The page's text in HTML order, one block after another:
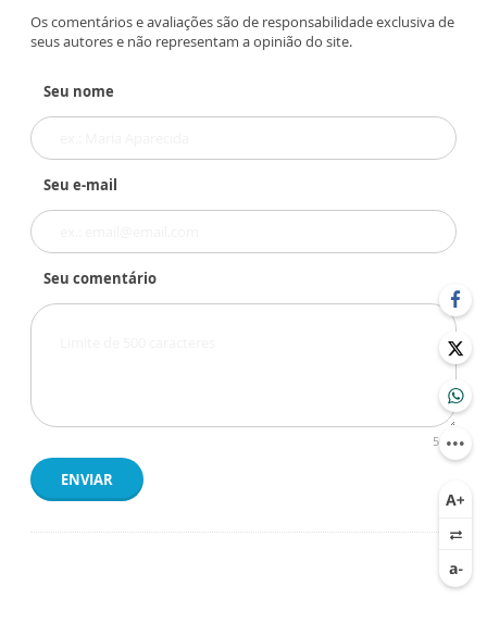
Os comentários e avaliações são de responsabilidade exclusiva de
seus autores e não representam a opinião do site.
Seu nome
Seu e-mail
Seu comentário
500
ENVIAR